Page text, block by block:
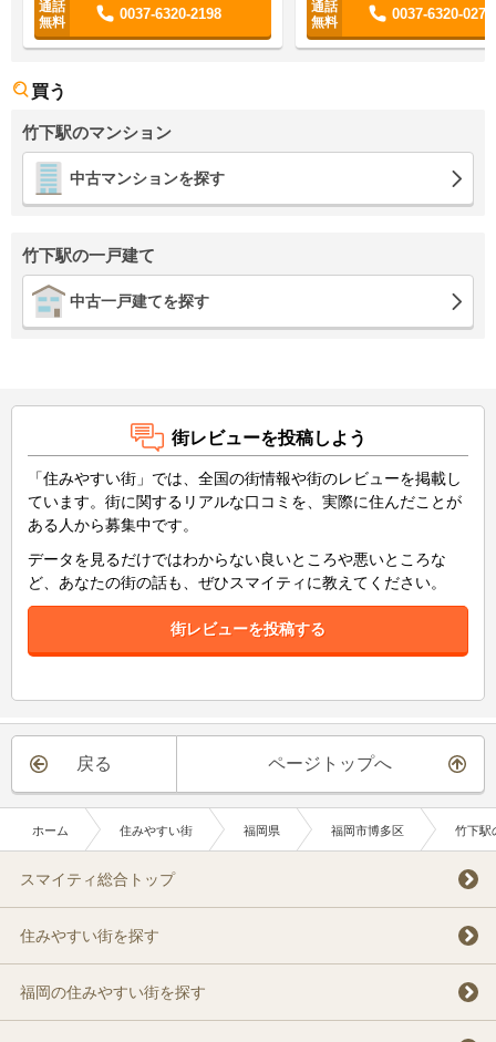
0037-6320-2198 0037-6320-0277
買う
竹下駅のマンション
中古マンションを探す
竹下駅の一戸建て
中古一戸建てを探す
街レビューを投稿しよう
「住みやすい街」では、全国の街情報や街のレビューを掲載し
ています。街に関するリアルな口コミを、実際に住んだことが
ある人から募集中です。
データを見るだけではわからない良いところや悪いところな
ど、あなたの街の話も、ぜひスマイティに教えてください。
街レビューを投稿する
戻る ページトップへ
ホーム 住みやすい街 福岡県 福岡市博多区 竹下駅
スマイティ総合トップ
住みやすい街を探す
福岡の住みやすい街を探す